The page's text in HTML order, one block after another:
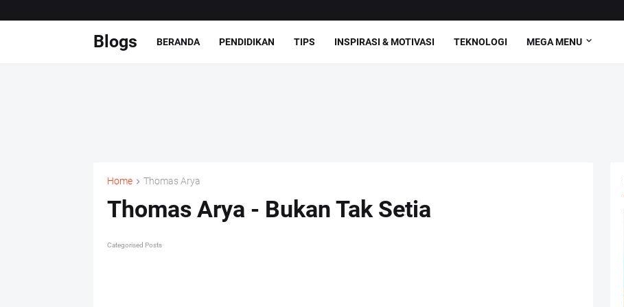
Blogs BERANDA PENDIDIKAN TIPS INSPIRASI & MOTIVASI TEKNOLOGI MEGA MENU
Home Thomas Arya
Thomas Arya - Bukan Tak Setia
Categorised Posts